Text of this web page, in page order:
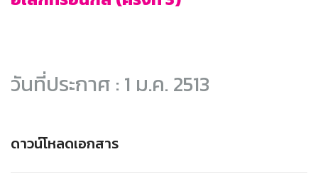
วันที่ประกาศ : 1 ม.ค. 2513
ดาวน์โหลดเอกสาร